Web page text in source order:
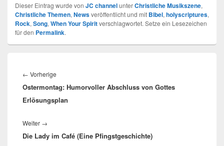
Dieser Eintrag wurde von JC channelunterChristliche Musikszene,
Christliche Themen, Newsveröffentlicht und mit Bibel, holyscriptures,
Rock, Song, When Your Spiritverschlagwortet. Setze ein Lesezeichen
für den Permalink.
← Vorherige
Beitrag:
Ostermontag: Humorvoller Abschluss von Gottes
Erlösungsplan
Weiter →
Beitrag:
Die Lady im Café (Eine Pfingstgeschichte)